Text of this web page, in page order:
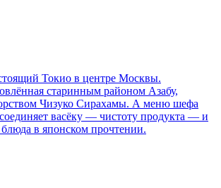
Токио в центре Москвы.
старинным районом Азабу,
Чизуко Сирахамы. А меню шефа
васёку — чистоту продукта — и
в японском прочтении.